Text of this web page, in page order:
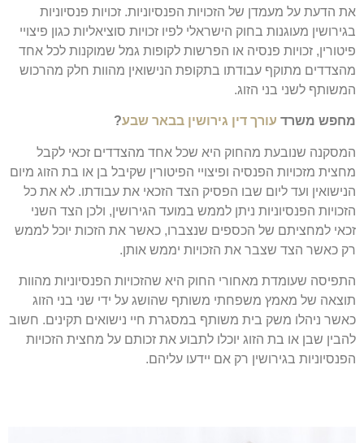
את הדעת על מעמדן של הזכויות הפנסיוניות. זכויות פנסיוניות
בגירושין מעוגנות בחוק הישראלי לפיו זכויות סוציאליות כגון פיצויי
פיטורין, זכויות פנסיה או הפרשות לקופות גמל שמוקנות לכל אחד
מהצדדים מתוקף עבודתו בתקופת הנישואין מהוות חלק מהרכוש
המשותף לשני בני הזוג.
מחפש משרד עורך דין גירושין בבאר שבע?
המסקנה שנובעת מהחוק היא שכל אחד מהצדדים זכאי לקבל
מחצית מזכויות הפנסיה ופיצויי הפיטורין שקיבל בן או בת הזוג מיום
הנישואין ועד ליום שבו הפסיק הצד הזכאי את עבודתו. לא את כל
הזכויות הפנסיוניות ניתן לממש במועד הגירושין, ולכן הצד השני
זכאי למחציתם של הכספים שנצברו, כאשר את הזכות יוכל לממש
רק כאשר הצד שצבר את הזכויות יממש אותן.
התפיסה שעומדת מאחורי החוק היא שהזכויות הפנסיוניות מהוות
תוצאה של מאמץ משפחתי משותף שהושג על ידי שני בני הזוג
כאשר ניהלו משק בית משותף במסגרת חיי נישואים תקינים. חשוב
להבין שבן או בת הזוג יוכלו לתבוע את זכותם על מחצית הזכויות
הפנסיוניות בגירושין רק אם יידעו עליהם.